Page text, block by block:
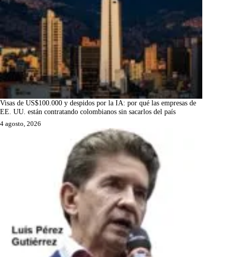
Visas de US$100.000 y despidos por la IA: por qué las empresas de
EE. UU. están contratando colombianos sin sacarlos del país
4 agosto, 2026